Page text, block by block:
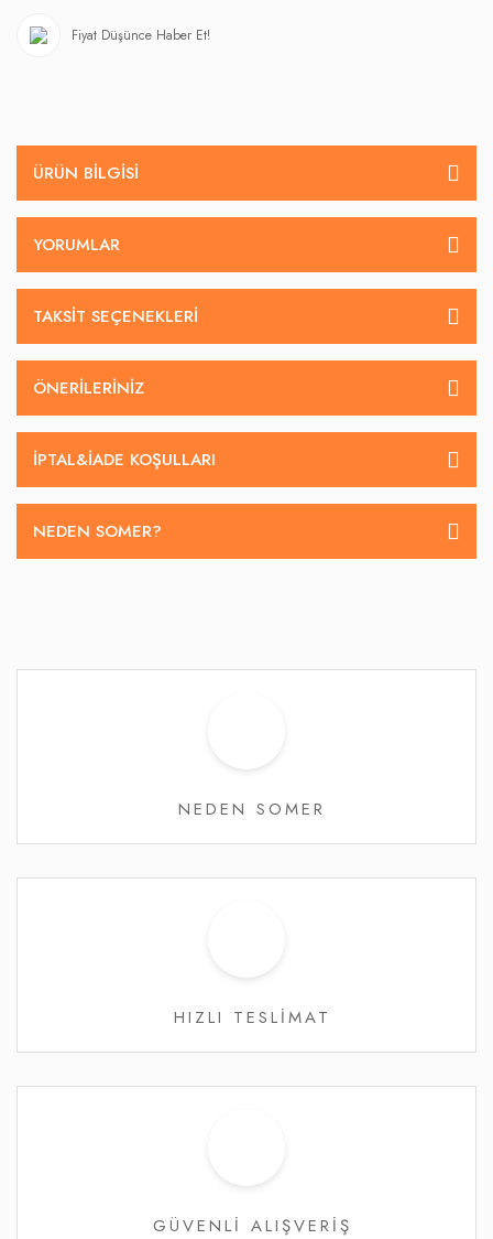
Fiyat Düşünce Haber Et!
ÜRÜN BILGISI
YORUMLAR
TAKSIT SEÇENEKLERI
ÖNERILERINIZ
İPTAL&IADE KOŞULLARI
NEDEN SOMER?
NEDEN SOMER
HIZLI TESLİMAT
GÜVENLİ ALIŞVERİŞ